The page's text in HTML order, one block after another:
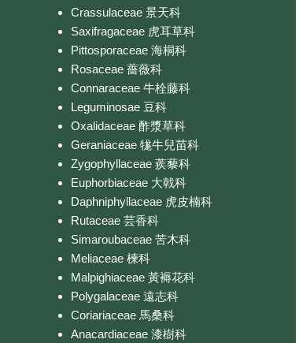
Crassulaceae 景天科
Saxifragaceae 虎耳草科
Pittosporaceae 海桐科
Rosaceae 薔薇科
Connaraceae 牛栓藤科
Leguminosae 豆科
Oxalidaceae 酢漿草科
Geraniaceae 牻牛兒苗科
Zygophyllaceae 蒺藜科
Euphorbiaceae 大戟科
Daphniphyllaceae 虎皮楠科
Rutaceae 芸香科
Simaroubaceae 苦木科
Meliaceae 楝科
Malpighiaceae 黃褥花科
Polygalaceae 遠志科
Coriariaceae 馬桑科
Anacardiaceae 漆樹科